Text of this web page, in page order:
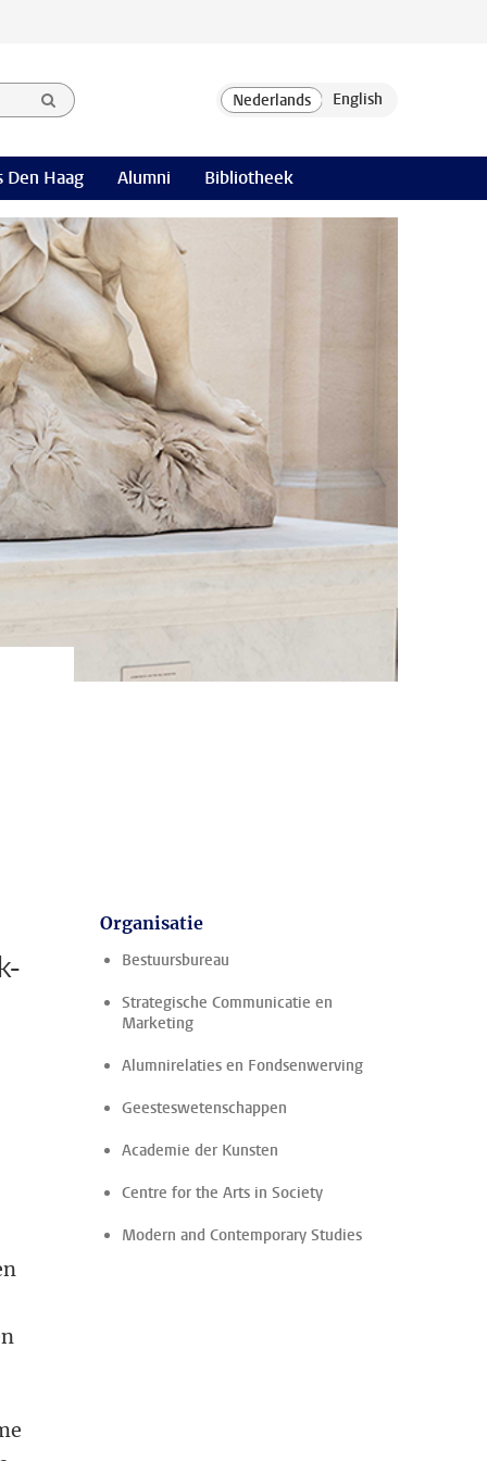
Den Haag Alumni Bibliotheek
Organisatie
Bestuursbureau
Strategische Communicatie en
Marketing
Alumnirelaties en Fondsenwerving
Geesteswetenschappen
Academie der Kunsten
Centre for the Arts in Society
Modern and Contemporary Studies